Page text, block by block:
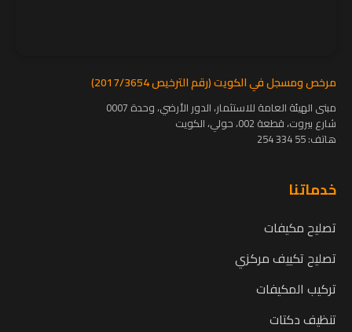
مرخص ومسجل في الكويت (رقم الترخيص 2017/3654)
مبنى الهيئة العامة للاستثمار، الدور الأرضي، وحدة 0007
شارع بيروت، قطعة 002، حولي، الكويت
هاتف:55 334 254
خدماتنا
تصليح مكيفات
تصليح تكييف مركزي
تركيب المكيفات
تنظيف دكتات